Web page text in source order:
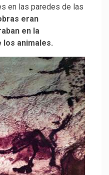
en las paredes de las
eran
en la
animales.